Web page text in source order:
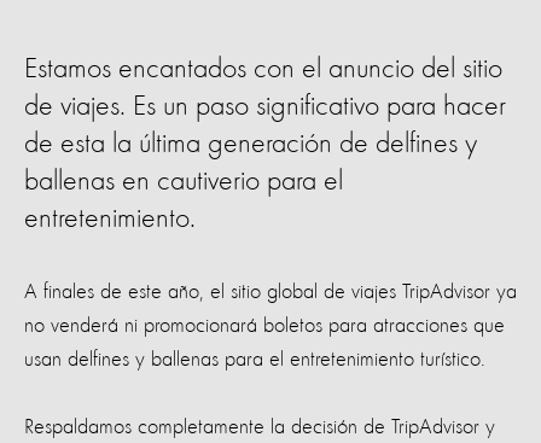
Estamos encantados con el anuncio del sitio
de viajes. Es un paso significativo para hacer
de esta la última generación de delfines y
ballenas en cautiverio para el
entretenimiento.
A finales de este año, el sitio global de viajes TripAdvisor ya
no venderá ni promocionará boletos para atracciones que
usan delfines y ballenas para el entretenimiento turístico.
Respaldamos completamente la decisión de TripAdvisor y